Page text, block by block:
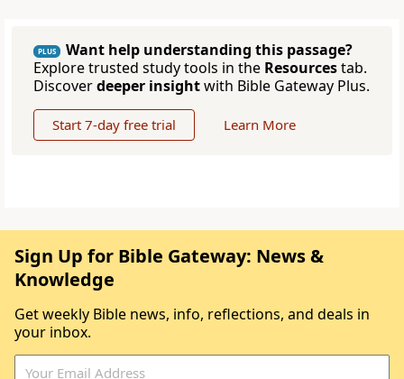
PLUS
Want help understanding this passage?
Explore trusted study tools in the Resourcestab.
Discoverdeeper insightwith Bible Gateway Plus.
Start 7-day free trial Learn More
Sign Up for Bible Gateway: News &
Knowledge
Get weekly Bible news, info, reflections, and deals in
your inbox.